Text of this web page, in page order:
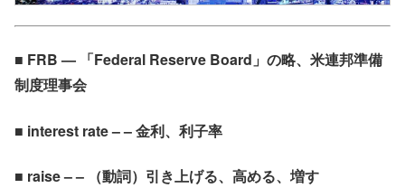
■ FRB — 「Federal Reserve Board」の略、米連邦準備
制度理事会
■ interest rate – – 金利、利子率
■ raise – – （動詞）引き上げる、高める、増す